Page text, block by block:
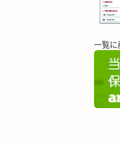
一覧に